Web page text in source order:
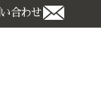
合わせ